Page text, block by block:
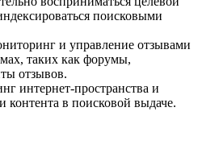
поисковыми
и управление отзывами
таких как форумы,
отзывов.
интернет-пространства и
контента в поисковой выдаче.